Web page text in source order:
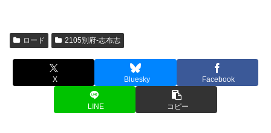
ロード 2105別府-志布志
X Bluesky Facebook
LINE コピー